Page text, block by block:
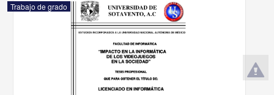
Trabajo de grado